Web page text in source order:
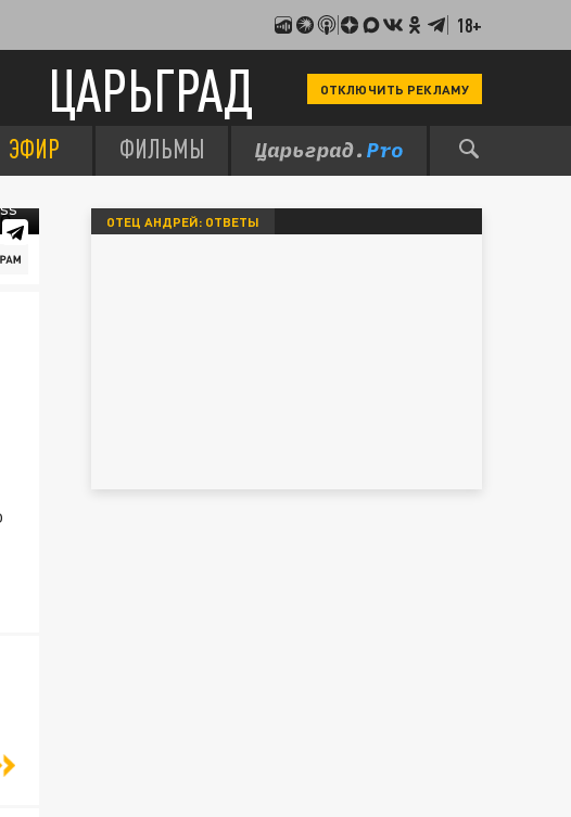
18+
ЦАРЬГРАД ОТКЛЮЧИТЬ РЕКЛАМУ
ЭФИР ФИЛЬМЫ
ОТЕЦ АНДРЕЙ: ОТВЕТЫ